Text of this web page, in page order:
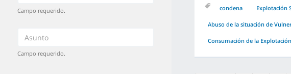
Campo requerido.
Campo requerido.
condena Explotación
Abuso de la situación de
Consumación de la Explotación